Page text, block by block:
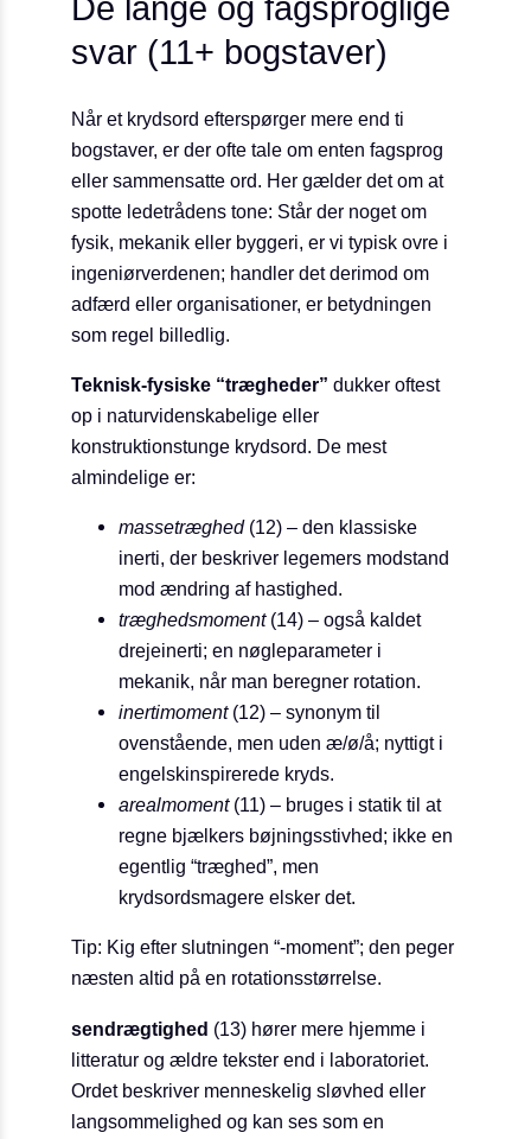
De lange og fagsproglige
svar (11+ bogstaver)
Når et krydsord efterspørger mere end ti
bogstaver, er der ofte tale om enten fagsprog
eller sammensatte ord. Her gælder det om at
spotte ledetrådens tone: Står der noget om
fysik, mekanik eller byggeri, er vi typisk ovre i
ingeniørverdenen; handler det derimod om
adfærd eller organisationer, er betydningen
som regel billedlig.
Teknisk-fysiske “trægheder” dukker oftest
op i naturvidenskabelige eller
konstruktionstunge krydsord. De mest
almindelige er:
massetræghed(12) – den klassiske
inerti, der beskriver legemers modstand
mod ændring af hastighed.
træghedsmoment(14) – også kaldet
drejeinerti; en nøgleparameter i
mekanik, når man beregner rotation.
inertimoment(12) – synonym til
ovenstående, men uden æ/ø/å; nyttigt i
engelskinspirerede kryds.
arealmoment(11) – bruges i statik til at
regne bjælkers bøjningsstivhed; ikke en
egentlig “træghed”, men
krydsordsmagere elsker det.
Tip: Kig efter slutningen “-moment”; den peger
næsten altid på en rotationsstørrelse.
sendrægtighed (13) hører mere hjemme i
litteratur og ældre tekster end i laboratoriet.
Ordet beskriver menneskelig sløvhed eller
langsommelighed og kan ses som en